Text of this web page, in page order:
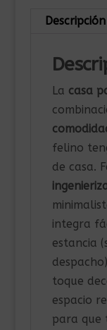
Descripción
La casa
felino
de casa.
integra
estancia
toque
espacio
para que